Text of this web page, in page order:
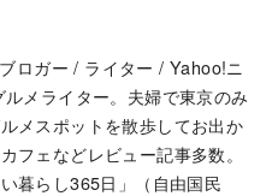
ロガー / ライター / Yahoo!ニ
メライター。夫婦で東京のみ
メスポットを散歩してお出か
フェなどレビュー記事多数。
暮らし365日」（自由国民